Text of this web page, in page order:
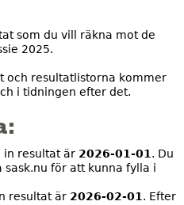
som du vill räkna mot de
2025.
och resultatlistorna kommer
i tidningen efter det.
in resultat är 2026-01-01 . Du
för att kunna fylla i
resultat är 2026-02-01 . Efter